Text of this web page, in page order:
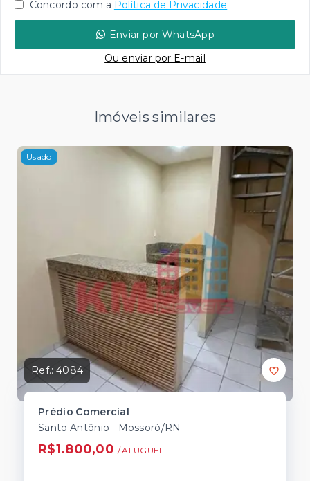
Concordo com a Política de Privacidade
Enviar por WhatsApp
Ou enviar por E-mail
Imóveis similares
Usado
Ref.:4084
Prédio Comercial
Santo Antônio - Mossoró/RN
R$1.800,00 / ALUGUEL